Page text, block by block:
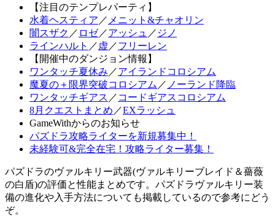
【注目のテンプレパーティ】
水着ヘスティア ／ メニット&チャオリン
闇スザク ／ ロゼ／アッシュ ／ ジノ
ラインハルト ／ 虚 ／フリーレン
【開催中のダンジョン情報】
ワンタッチ夏休み ／アイランドコロシアム
魔夏の＋限界突破コロシアム ／ ノーランド降臨
ワンタッチギアス ／ コードギアスコロシアム
8月クエストまとめ ／EXラッシュ
GameWithからのお知らせ
パズドラ攻略ライターを新規募集中！
未経験可&完全在宅！攻略ライター募集！
パズドラのヴァルキリー武器(ヴァルキリーブレイド＆薔薇
の白盾)の評価と性能まとめです。パズドラヴァルキリー装
備の進化や入手方法についても掲載しているので参考にどう
ぞ。